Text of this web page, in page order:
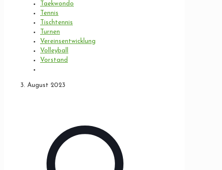
Taekwondo
Tennis
Tischtennis
Turnen
Vereinsentwicklung
Volleyball
Vorstand
3. August 2023